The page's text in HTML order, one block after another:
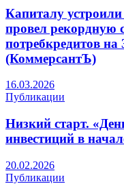
Капиталу
провел рекордную
потребкредитов
(КоммерсантЪ)
16.03.2026
Публикации
Низкий старт.
инвестиций в
20.02.2026
Публикации